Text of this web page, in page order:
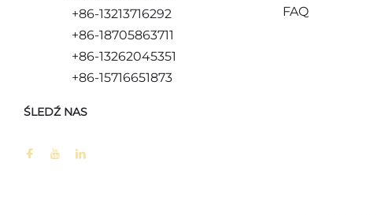
+86-13213716292
+86-18705863711
+86-13262045351
+86-15716651873
FAQ
ŚLEDŹ NAS